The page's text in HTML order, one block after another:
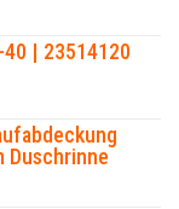
40 | 23514120
Duschrinne